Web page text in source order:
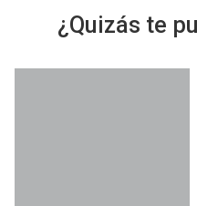
¿Quizás te